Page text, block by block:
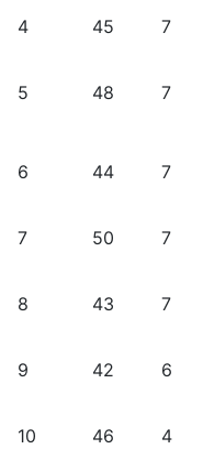
4 45 7
5 48 7
6 44 7
7
50 7
8 43 7
9
42 6
10 46 4